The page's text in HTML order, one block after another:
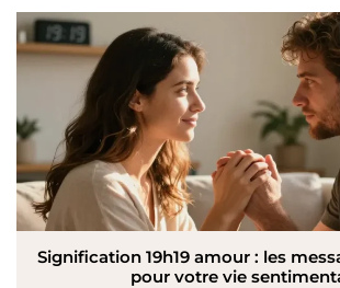
Signification 19h19 amour : les
pour votre vie